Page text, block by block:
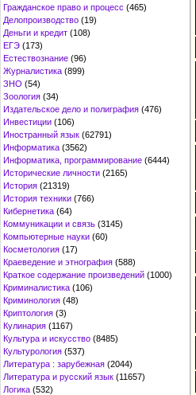
Гражданское право и процесс (465)
Делопроизводство (19)
Деньги и кредит (108)
ЕГЭ (173)
Естествознание (96)
Журналистика (899)
ЗНО (54)
Зоология (34)
Издательское дело и полиграфия (476)
Инвестиции (106)
Иностранный язык (62791)
Информатика (3562)
Информатика, программирование (6444)
Исторические личности (2165)
История (21319)
История техники (766)
Кибернетика (64)
Коммуникации и связь (3145)
Компьютерные науки (60)
Косметология (17)
Краеведение и этнография (588)
Краткое содержание произведений (1000)
Криминалистика (106)
Криминология (48)
Криптология (3)
Кулинария (1167)
Культура и искусство (8485)
Культурология (537)
Литература : зарубежная (2044)
Литература и русский язык (11657)
Логика (532)